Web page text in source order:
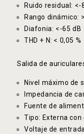
Ruido residual: <-
Rango dinámico:
Diafonia: <-65 dB
THD + N: < 0,05 %
Salida de
Nivel máximo de
Impedancia de
Fuente de
Tipo: Externa
Voltaje de